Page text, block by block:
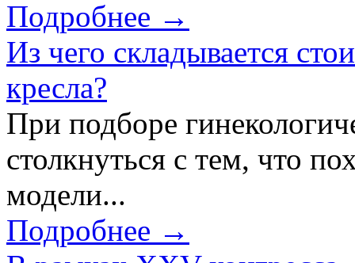
Подробнее →
Из чего складывается
кресла?
При подборе
столкнуться с тем, что
модели...
Подробнее →